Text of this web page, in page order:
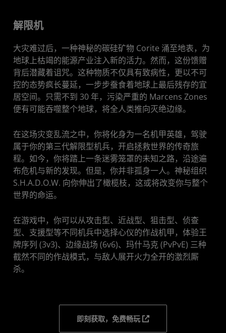
解限机
大灾难过后，一种神秘的碳硅矿物 Corite 涌至地表，为
地球上枯竭的能源产业注入新的活力。然而，这份馈赠
背后潜藏着诅咒。这种物质不仅具有致病性，更以不可
控的态势疯长蔓延，一步步蚕食着地球上最后残存的宜
居空间。只需不到 30 年，污染严重的 Marcens Zones
便有可能吞噬整个地球，将全人类推向灭绝边缘。
在这场灾变乱流之中，你将化身为一名机甲英雄，驾驶
属于你的第三代解限型机兵，开启拯救世界的传奇旅
程。如今，你将踏上一条迷雾笼罩的未知之路，沿途遍
布危机与新的发现。但是，你并非孤身一人。神秘组织
S.H.A.D.O.W. 向你伸出了橄榄枝，这或将改变你与整个
世界的命运。
在游戏中，你可以从攻击型、近战型、狙击型、侦查
型、支援型等不同机兵中选择心仪的作战机甲，体验王
牌序列 (3v3)、边缘战场 (6v6)、玛什马克 (PvPvE) 三种
截然不同的作战模式，与敌人展开火力全开的激烈厮
杀。
即刻获取，免费畅玩